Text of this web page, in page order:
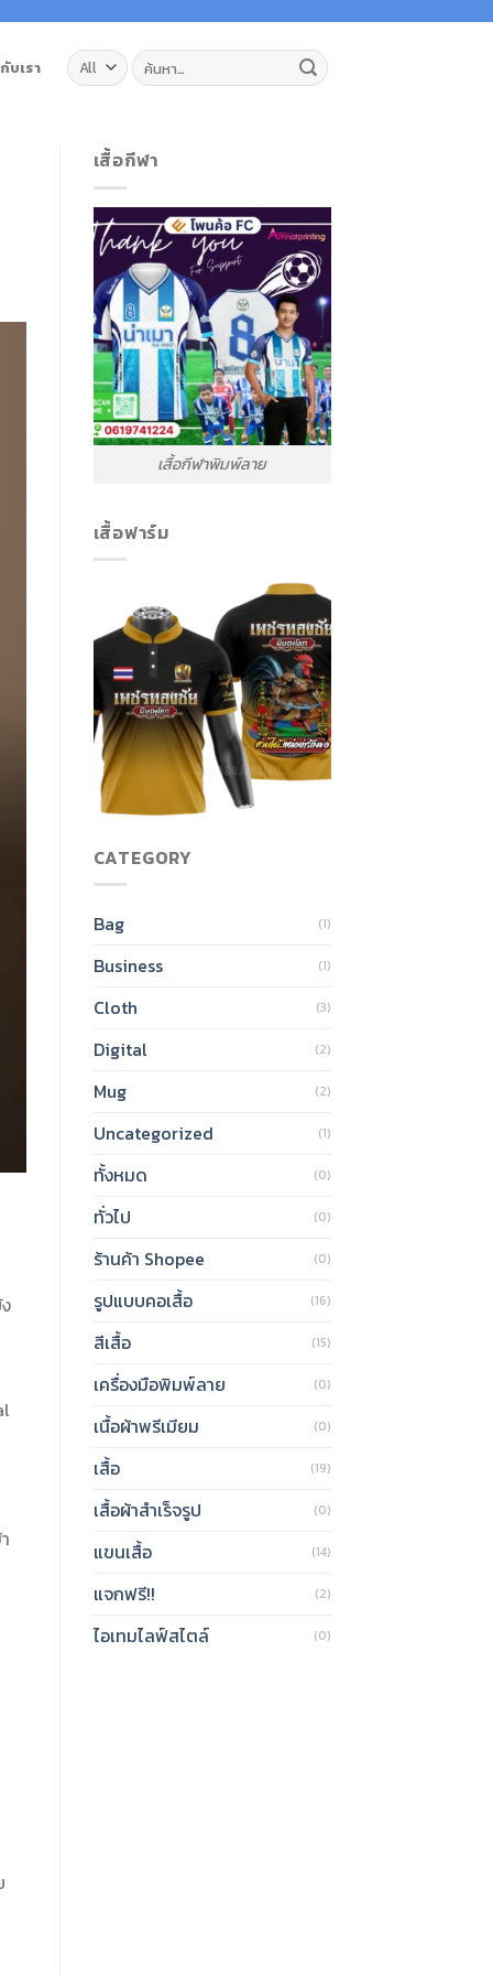
บเรา ค้นหา:
เสื้อกีฬา
เสื้อกีฬาพิมพ์ลาย
เสื้อฟาร์ม
CATEGORY
Bag (1)
Business (1)
Cloth (3)
Digital (2)
Mug (2)
Uncategorized (1)
ทั้งหมด (0)
ทั่วไป (0)
ร้านค้า Shopee (0)
รูปแบบคอเสื้อ (16)
สีเสื้อ (15)
เครื่องมือพิมพ์ลาย (0)
เนื้อผ้าพรีเมียม (0)
เสื้อ (19)
เสื้อผ้าสำเร็จรูป (0)
แขนเสื้อ (14)
แจกฟรี!! (2)
ไอเทมไลฟ์สไตล์ (0)